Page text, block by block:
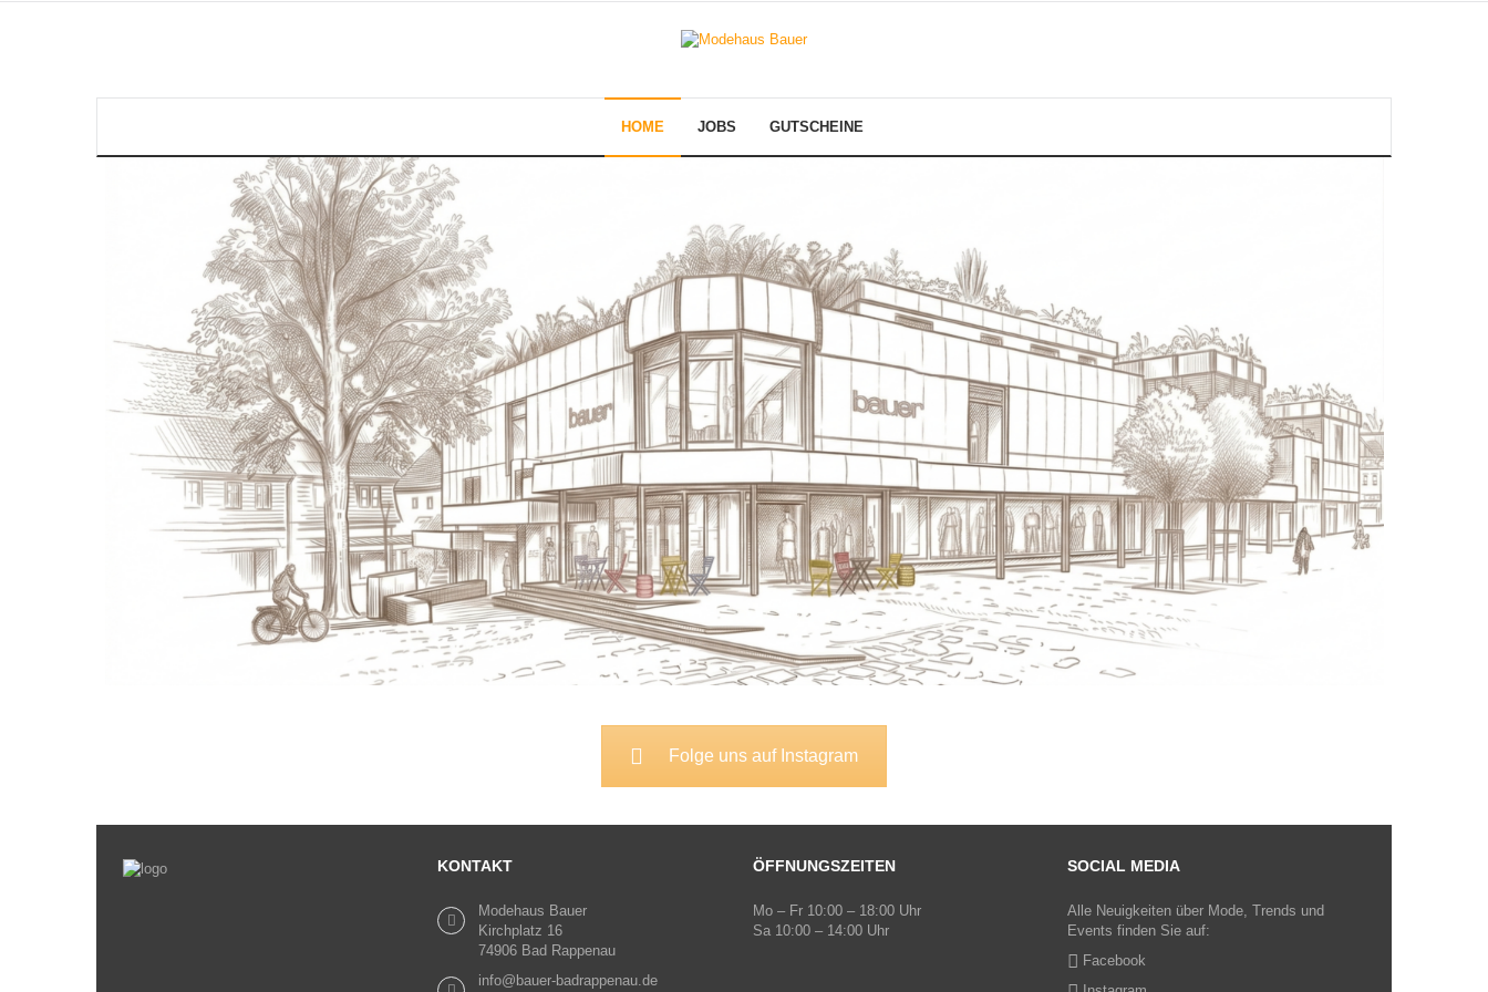
HOME JOBS GUTSCHEINE
Folge uns auf Instagram
KONTAKT
Modehaus Bauer
Kirchplatz 16
74906 Bad Rappenau
info@bauer-badrappenau.de
ÖFFNUNGSZEITEN
Mo – Fr 10:00 – 18:00 Uhr
Sa 10:00 – 14:00 Uhr
SOCIAL MEDIA
Alle Neuigkeiten über Mode, Trends und
Events finden Sie auf:
Facebook